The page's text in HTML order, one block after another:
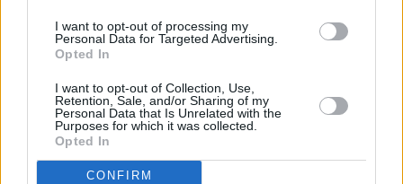
I want to opt-out of processing my
Personal Data for Targeted Advertising.
Opted In
I want to opt-out of Collection, Use,
Retention, Sale, and/or Sharing of my
Personal Data that Is Unrelated with the
Purposes for which it was collected.
Opted In
CONFIRM